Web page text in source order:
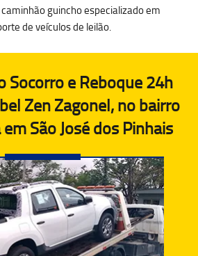
guincho especializado em
de veículos de leilão.
Socorro e Reboque 24h
Zen Zagonel, no bairro
São José dos Pinhais